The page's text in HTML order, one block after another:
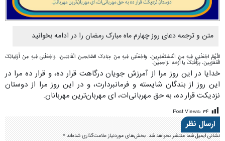
متن و ترجمه دعای روز چهارم ماه مبارک رمضان را در ادامه بخوانید
اللَّهُمَّ اجْعَلْنِی فِیهِ مِنَ الْمُسْتَغْفِرِینَ، وَاجْعَلْنِی فِیهِ مِنْ عِبَادِکَ الصَّالِحِینَ الْقَانِتِینَ، وَاجْعَلْنِی فِیهِ مِنْ أَوْلِیائِکَ
الْمُقَرَّبِینَ، بِرَأْفَتِکَ یا أَرْحَمَ الرَّاحِمِینَ.
خدایا در این روز مرا از آمرزش جویان درگاهت قرار ده، و قرار ده مرا در
این روز از بندگان شایسته و فرمانبردارت، و در این روز مرا از دوستان
نزدیکت قرار ده، به حق مهربانی‌ات، ای مهربان‌ترین مهربانان.
Post Views: ۳۴
ارسال نظر
نشانی ایمیل شما منتشر نخواهد شد.بخش‌های موردنیاز علامت‌گذاری شده‌اند*